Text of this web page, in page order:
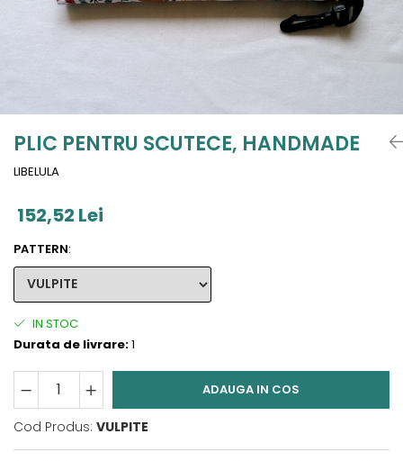
Consultanta Instalare
Jucarii de Sortare
Jucarii de tras
PAPUSI
PLIC PENTRU SCUTECE, HANDMADE
LIBELULA
152,52 Lei
PATTERN:
IN STOC
Durata de livrare:1
ADAUGA IN COS
Cod Produs: VULPITE